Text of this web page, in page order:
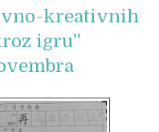
kreativnih
igru''